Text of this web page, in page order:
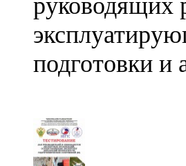
подготовки и